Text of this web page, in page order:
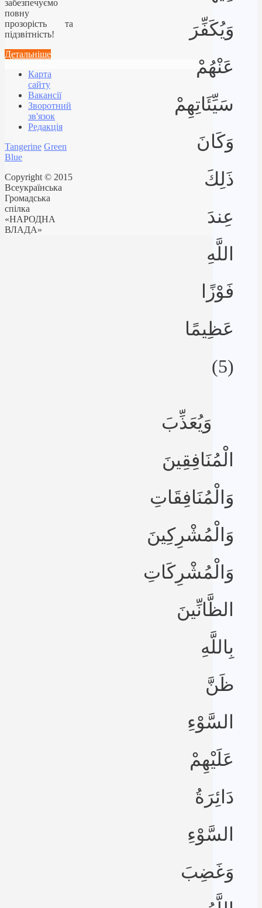
وَيُكَفِّرَ
عَنْهُمْ
سَيِّئَاتِهِمْ
وَكَانَ
ذَلِكَ
عِندَ
اللَّهِ
فَوْزًا
عَظِيمًا
(5)
وَيُعَذِّبَ
الْمُنَافِقِينَ
وَالْمُنَافِقَاتِ
وَالْمُشْرِكِينَ
وَالْمُشْرِكَاتِ
الظَّانِّينَ
بِاللَّهِ
ظَنَّ
السَّوْءِ
عَلَيْهِمْ
دَائِرَةُ
السَّوْءِ
وَغَضِبَ
забезпечуємо
повну
прозорість та
підзвітність!
Детальніше
Карта
сайту
Вакансії
Зворотний
зв'язок
Редакція
Tangerine Green
Blue
Copyright © 2015
Всеукраїнська
Громадська
спілка
«НАРОДНА
ВЛАДА»